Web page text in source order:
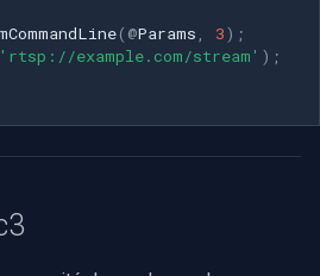
( @Params 3) ;
'rtsp://example.com/stream' ) ;